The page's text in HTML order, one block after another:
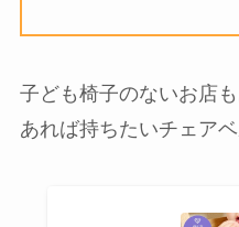
子ども椅子のないお店
あれば持ちたいチェア